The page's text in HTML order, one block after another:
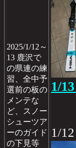
2025/1/12～
13 鹿沢で
の県連の練
習、全中予
選前の板の
メンテな
ど、スノー
シューツア
ーのガイド
の下見等
1/
1/